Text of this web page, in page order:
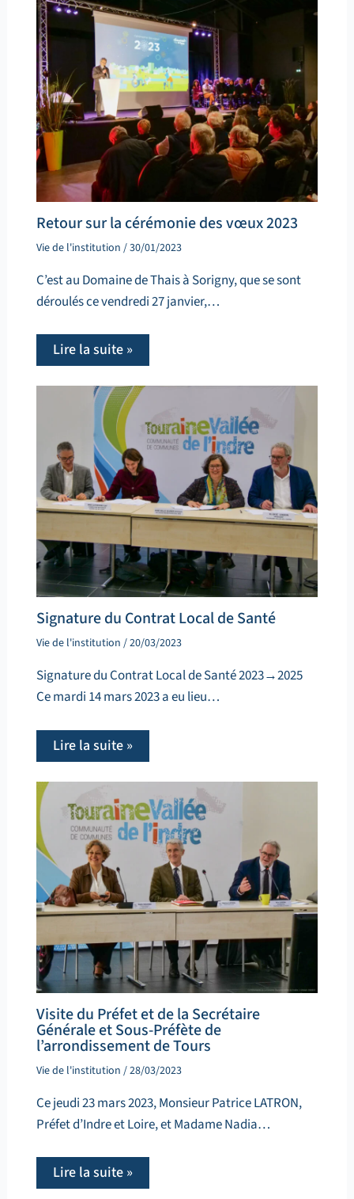
Retour sur la cérémonie des vœux 2023
Vie de l'institution /30/01/2023
C’est au Domaine de Thais à Sorigny, que se sont
déroulés ce vendredi 27 janvier,…
Lire la suite »
Signature du Contrat Local de Santé
Vie de l'institution /20/03/2023
Signature du Contrat Local de Santé 2023→2025
Ce mardi 14 mars 2023 a eu lieu…
Lire la suite »
Visite du Préfet et de la Secrétaire
Générale et Sous-Préfète de
l’arrondissement de Tours
Vie de l'institution /28/03/2023
Ce jeudi 23 mars 2023, Monsieur Patrice LATRON,
Préfet d’Indre et Loire, et Madame Nadia…
Lire la suite »